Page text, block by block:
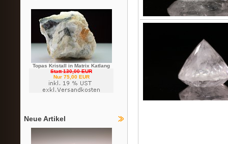
Topas Kristall in Matrix Katlang
Statt 130,00 EUR
Nur 75,00 EUR
Neue Artikel